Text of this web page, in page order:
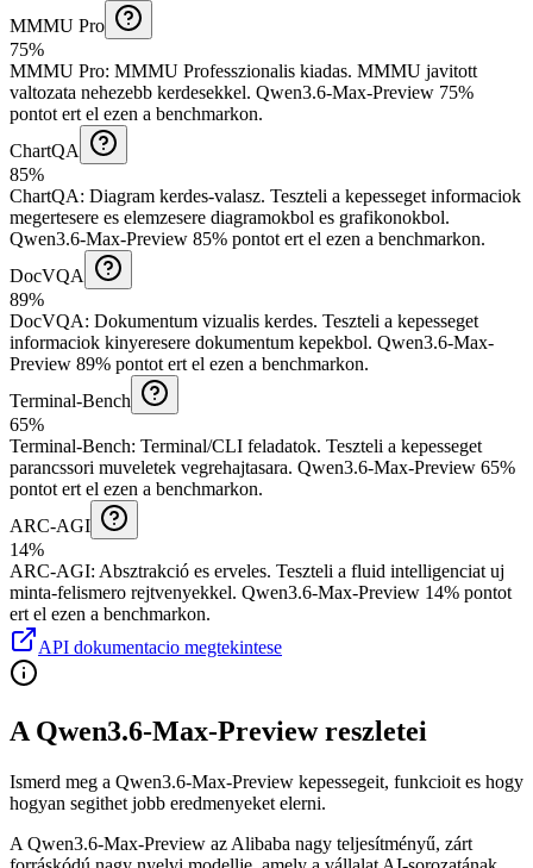
MMMU Pro
75%
MMMU Pro: MMMU Professzionalis kiadas. MMMU javitott
valtozata nehezebb kerdesekkel. Qwen3.6-Max-Preview 75%
pontot ert el ezen a benchmarkon.
ChartQA
85%
ChartQA: Diagram kerdes-valasz. Teszteli a kepesseget informaciok
megertesere es elemzesere diagramokbol es grafikonokbol.
Qwen3.6-Max-Preview 85% pontot ert el ezen a benchmarkon.
DocVQA
89%
DocVQA: Dokumentum vizualis kerdes. Teszteli a kepesseget
informaciok kinyeresere dokumentum kepekbol. Qwen3.6-Max-
Preview 89% pontot ert el ezen a benchmarkon.
Terminal-Bench
65%
Terminal-Bench: Terminal/CLI feladatok. Teszteli a kepesseget
parancssori muveletek vegrehajtasara. Qwen3.6-Max-Preview 65%
pontot ert el ezen a benchmarkon.
ARC-AGI
14%
ARC-AGI: Absztrakció es erveles. Teszteli a fluid intelligenciat uj
minta-felismero rejtvenyekkel. Qwen3.6-Max-Preview 14% pontot
ert el ezen a benchmarkon.
API dokumentacio megtekintese
A Qwen3.6-Max-Preview reszletei
Ismerd meg a Qwen3.6-Max-Preview kepessegeit, funkcioit es hogy
hogyan segithet jobb eredmenyeket elerni.
A Qwen3.6-Max-Preview az Alibaba nagy teljesítményű, zárt